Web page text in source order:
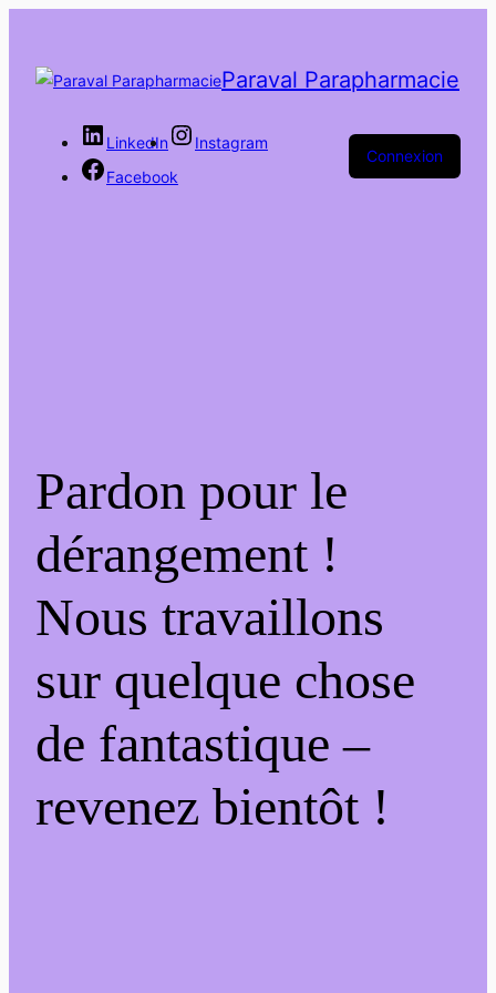
Paraval Parapharmacie
LinkedIn
Instagram
Facebook
Connexion
Pardon pour le
dérangement !
Nous travaillons
sur quelque chose
de fantastique –
revenez bientôt !